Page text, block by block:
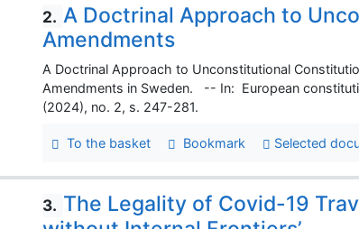
2. A Doctrinal Approach to
Amendments
A Doctrinal Approach to Unconstitutional
Amendments in Sweden. -- In: European
(2024), no. 2, s. 247-281.
To the basket Bookmark Selected
3. The Legality of Covid-19